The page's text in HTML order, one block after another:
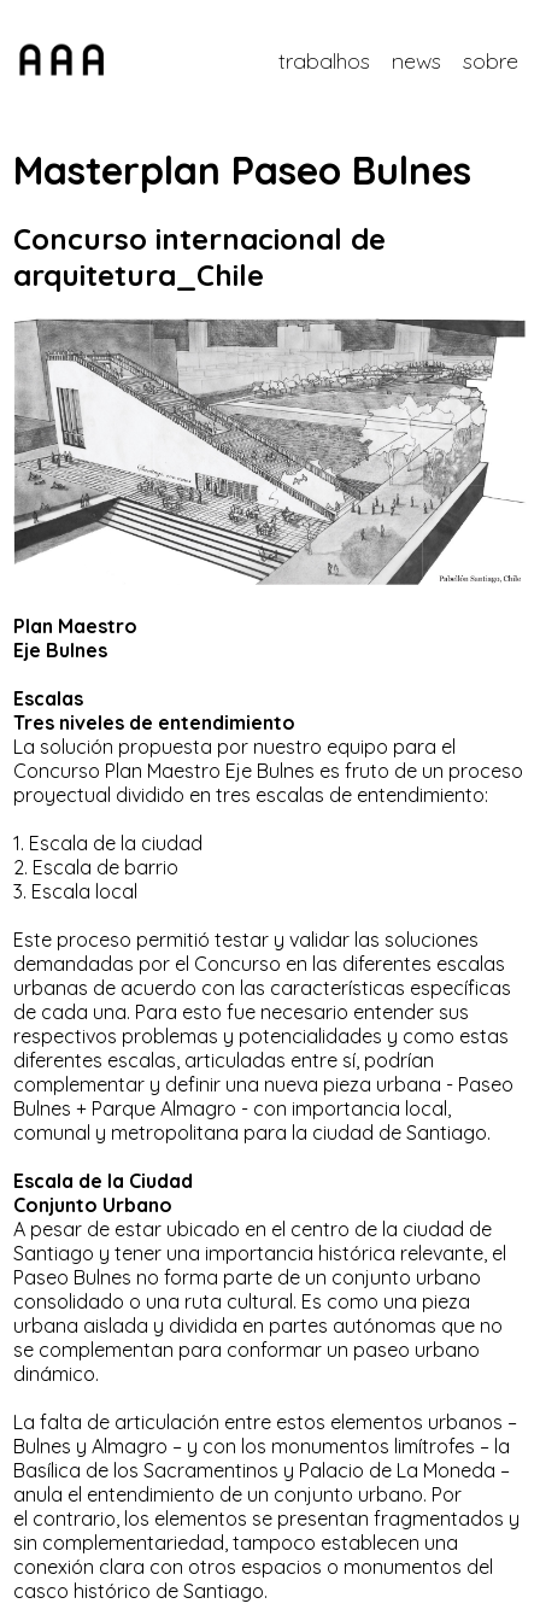
trabalhos news sobre
Masterplan Paseo Bulnes
Concurso internacional de
arquitetura_Chile
Plan Maestro
Eje Bulnes
Escalas
Tres niveles de entendimiento
La solución propuesta por nuestro equipo para el
Concurso Plan Maestro Eje Bulnes es fruto de un proceso
proyectual dividido en tres escalas de entendimiento:
1. Escala de la ciudad
2. Escala de barrio
3. Escala local
Este proceso permitió testar y validar las soluciones
demandadas por el Concurso en las diferentes escalas
urbanas de acuerdo con las características específicas
de cada una. Para esto fue necesario entender sus
respectivos problemas y potencialidades y como estas
diferentes escalas, articuladas entre sí, podrían
complementar y definir una nueva pieza urbana - Paseo
Bulnes + Parque Almagro - con importancia local,
comunal y metropolitana para la ciudad de Santiago.
Escala de la Ciudad
Conjunto Urbano
A pesar de estar ubicado en el centro de la ciudad de
Santiago y tener una importancia histórica relevante, el
Paseo Bulnes no forma parte de un conjunto urbano
consolidado o una ruta cultural. Es como una pieza
urbana aislada y dividida en partes autónomas que no
se complementan para conformar un paseo urbano
dinámico.
La falta de articulación entre estos elementos urbanos –
Bulnes y Almagro – y con los monumentos limítrofes – la
Basílica de los Sacramentinos y Palacio de La Moneda –
anula el entendimiento de un conjunto urbano. Por
el contrario, los elementos se presentan fragmentados y
sin complementariedad, tampoco establecen una
conexión clara con otros espacios o monumentos del
casco histórico de Santiago.